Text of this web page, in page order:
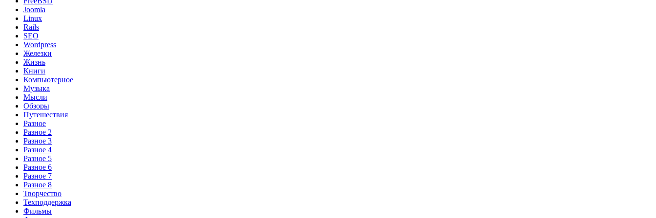
Joomla
Linux
Rails
SEO
Wordpress
Железки
Жизнь
Книги
Компьютерное
Музыка
Мысли
Обзоры
Путешествия
Разное
Разное 2
Разное 3
Разное 4
Разное 5
Разное 6
Разное 7
Разное 8
Творчество
Техподдержка
Фильмы